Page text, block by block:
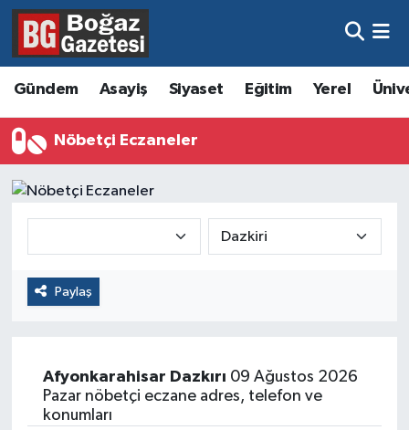
Gündem Asayiş Siyaset Eğitim Yerel
Nöbetçi Eczaneler
Paylaş
Afyonkarahisar Dazkırı 09 Ağustos 2026
Pazar nöbetçi eczane adres, telefon ve
konumları
Asayiş
Eğitim
Ekonomi
Kültür ve Sanat
Magazin
Sağlık
Hava Durumu
Trafik Durumu
Süper Lig Puan Durumu ve Fikstür
Son Dakika Haberleri
Haber Arşivi